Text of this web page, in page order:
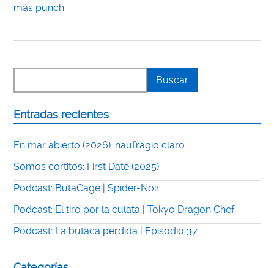
más punch
Entradas recientes
En mar abierto (2026): naufragio claro
Somos cortitos: First Date (2025)
Podcast: ButaCage | Spider-Noir
Podcast: El tiro por la culata | Tokyo Dragon Chef
Podcast: La butaca perdida | Episodio 37